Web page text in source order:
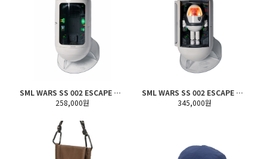
SML WARS SS 002 ESCAPE POD (Only Pod ver.)
258,000원
SML WARS SS 002 ESCAPE POD (Full Set ver.)
345,000원